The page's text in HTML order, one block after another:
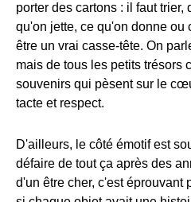
porter des cartons : il faut
qu'on jette, ce qu'on donne ou
être un vrai casse-tête. On
mais de tous les petits trésors
souvenirs qui pèsent sur le
tacte et respect.
D'ailleurs, le côté émotif est
défaire de tout ça après des
d'un être cher, c'est éprouvant